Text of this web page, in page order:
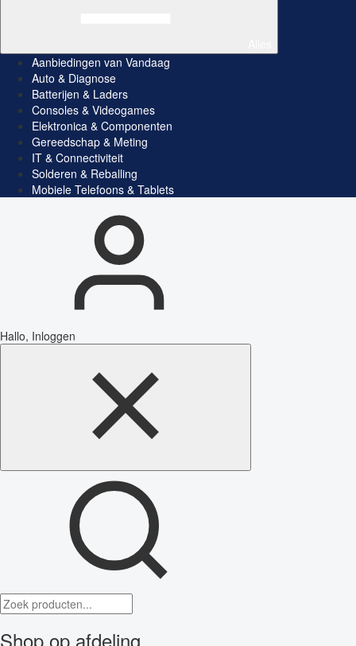
Aanbiedingen van Vandaag
Auto & Diagnose
Batterijen & Laders
Consoles & Videogames
Elektronica & Componenten
Gereedschap & Meting
IT & Connectiviteit
Solderen & Reballing
Mobiele Telefoons & Tablets
Hallo, Inloggen
Shop op afdeling